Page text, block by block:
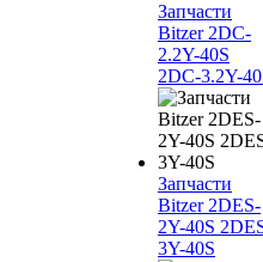
Запчасти
Bitzer 2DC-
2.2Y-40S
2DC-3.2Y-
Запчасти
Bitzer 2DES-
2Y-40S
3Y-40S